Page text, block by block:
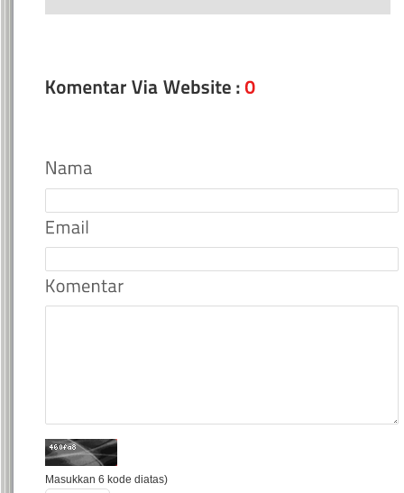
Masukkan 6 kode diatas)